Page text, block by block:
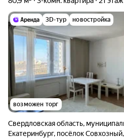
3D-тур новостройка
возможен торг
Свердловская область,
Екатеринбург, посёлок Совхозный,